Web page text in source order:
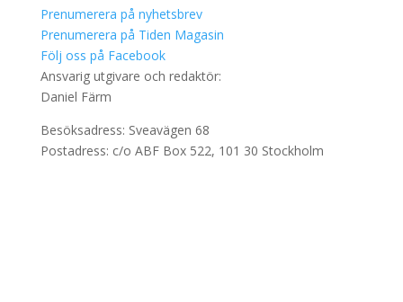
Prenumerera på nyhetsbrev
Prenumerera på Tiden Magasin
Följ oss på Facebook
Ansvarig utgivare och redaktör:
Daniel Färm
Besöksadress: Sveavägen 68
Postadress: c/o ABF Box 522, 101 30 Stockholm